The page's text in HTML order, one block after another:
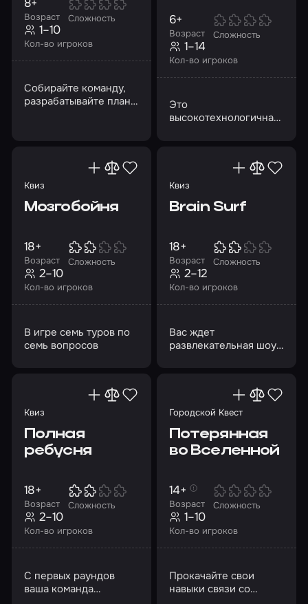
Возраст Сложность
Кол-во игроков
1–10
Собирайте команду,
разрабатывайте план
Возраст
6+
Сложность
Кол-во игроков
1–14
Это
высокотехнологичная
перенесенная в VR-
пространство
Квиз
Мозгобойня
Возраст
18+
Сложность
Кол-во игроков
2–10
В игре семь туров по
семь вопросов
Квиз
Brain Surf
Возраст
18+
Сложность
Кол-во игроков
2–12
Вас ждет
развлекательная шоу-
Квиз
Полная
ребусня
Возраст
18+
Сложность
Кол-во игроков
2–10
С первых раундов
ваша команда
Городской Квест
Потерянная
во Вселенной
Возраст
14+
Сложность
Кол-во игроков
1–10
Прокачайте свои
навыки связи со